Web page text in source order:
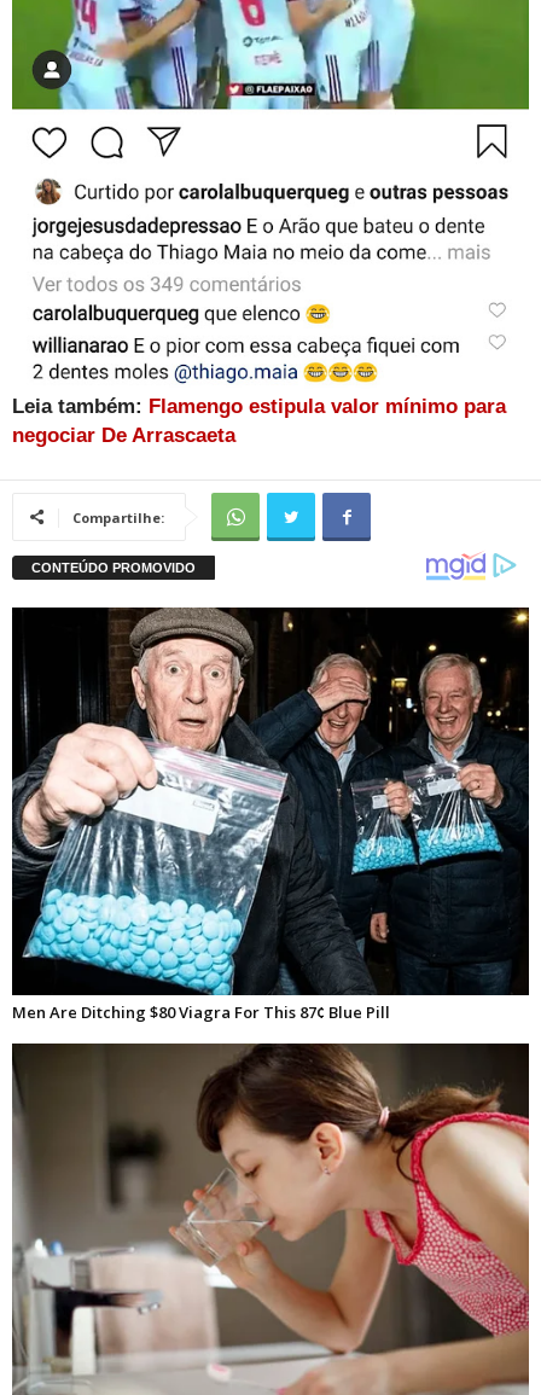
Leia também: Flamengo estipula valor mínimo para
negociar De Arrascaeta
Compartilhe: